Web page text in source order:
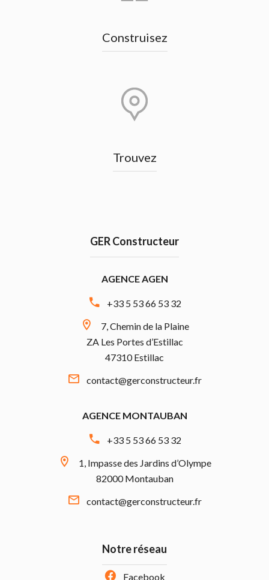
Construisez
Trouvez
GER Constructeur
AGENCE AGEN
+33 5 53 66 53 32
7, Chemin de la Plaine
ZA Les Portes d’Estillac
47310 Estillac
contact@gerconstructeur.fr
AGENCE MONTAUBAN
+33 5 53 66 53 32
1, Impasse des Jardins d’Olympe
82000 Montauban
contact@gerconstructeur.fr
Notre réseau
Facebook